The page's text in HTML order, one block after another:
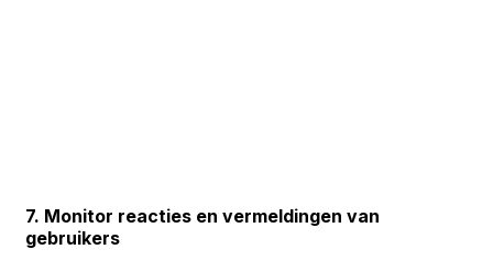
7. Monitor reacties en vermeldingen van
gebruikers